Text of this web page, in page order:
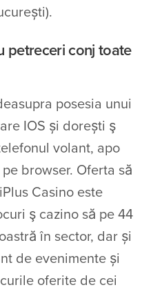
petreceri conj toate
posesia unui
IOS și dorești ş
volant, apo
browser. Oferta să
Casino este
ş cazino să pe 44
în sector, dar și
de evenimente și
oferite de cei